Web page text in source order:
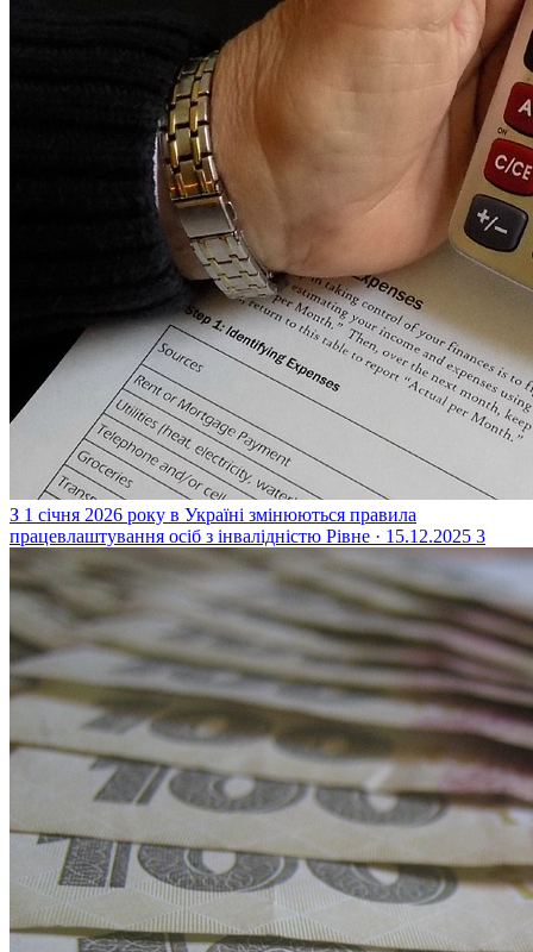
З 1 січня 2026 року в Україні змінюються правила
працевлаштування осіб з інвалідністю Рівне · 15.12.2025 3